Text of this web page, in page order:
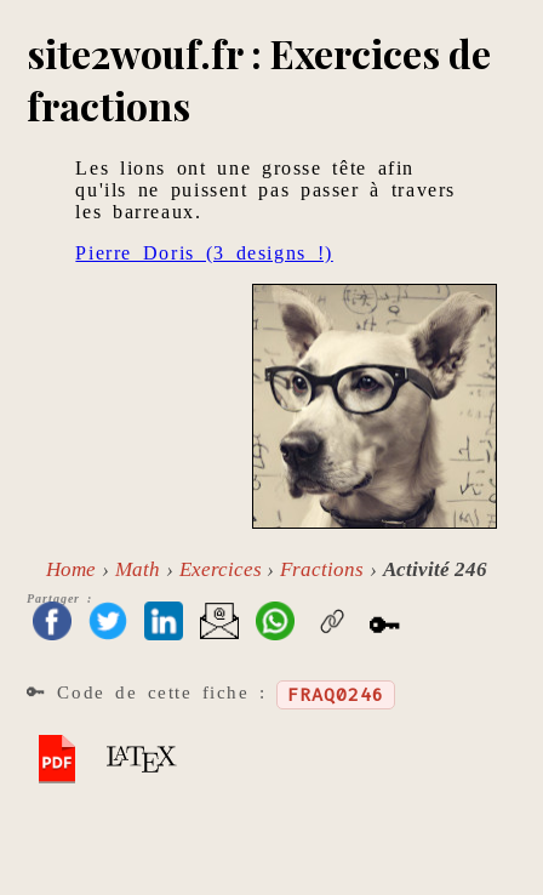
site2wouf.fr : Exercices de
fractions
Les lions ont une grosse tête afin
qu'ils ne puissent pas passer à travers
les barreaux.
Pierre Doris (3 designs !)
Home Math Exercices Fractions Activité 246
Partager :
🔑
🔑 Code de cette fiche : FRAQ0246